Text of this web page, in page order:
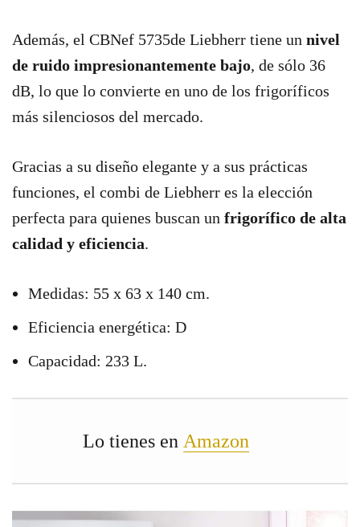
Además, el CBNef 5735de Liebherr tiene un nivel
de ruido impresionantemente bajo, de sólo 36
dB, lo que lo convierte en uno de los frigoríficos
más silenciosos del mercado.
Gracias a su diseño elegante y a sus prácticas
funciones, el combi de Liebherr es la elección
perfecta para quienes buscan un frigorífico de alta
calidad y eficiencia.
Medidas: 55 x 63 x 140 cm.
Eficiencia energética: D
Capacidad: 233 L.
Lo tienes en Amazon